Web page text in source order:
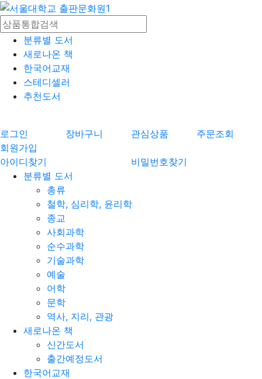
분류별 도서
새로나온 책
한국어교재
스테디셀러
추천도서
로그인 장바구니 관심상품
주문조회
회원가입
아이디찾기
비밀번호찾기
분류별 도서
총류
철학, 심리학, 윤리학
종교
사회과학
순수과학
기술과학
예술
어학
문학
역사, 지리, 관광
새로나온 책
신간도서
출간예정도서
한국어교재